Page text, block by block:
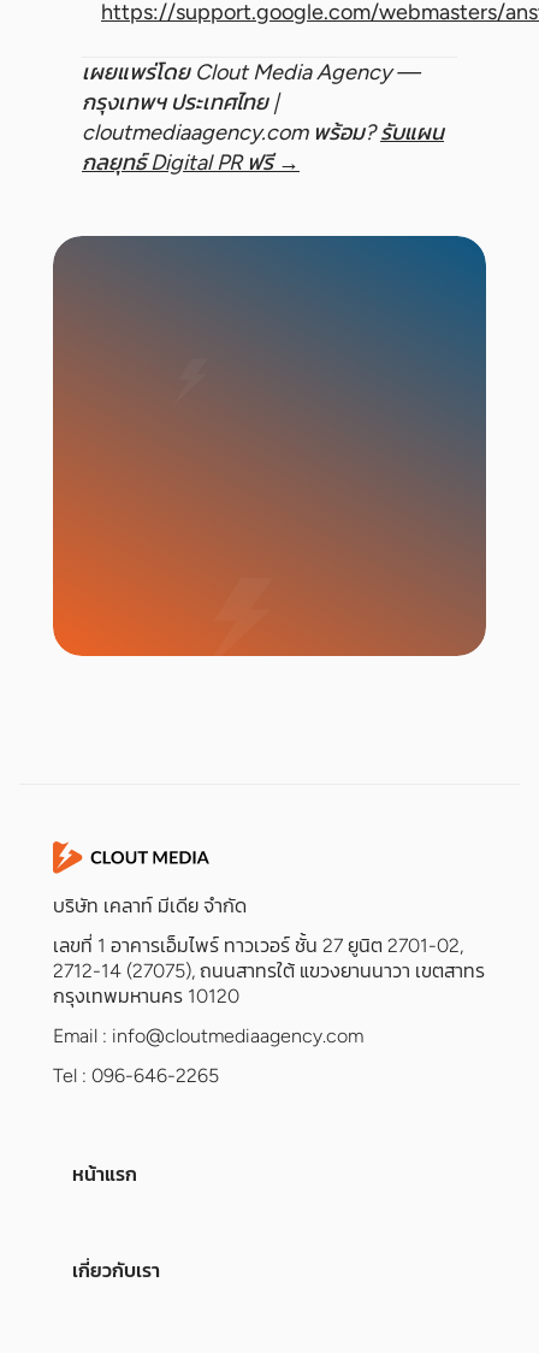
https://support.google.com/webmasters/
เผยแพร่โดย Clout Media Agency —
กรุงเทพฯ ประเทศไทย |
cloutmediaagency.com พร้อม?รับแผน
กลยุทธ์ Digital PR ฟรี →
บริษัท เคลาท์ มีเดีย จำกัด
เลขที่ 1 อาคารเอ็มไพร์ ทาวเวอร์ ชั้น 27 ยูนิต 2701-02,
2712-14 (27075), ถนนสาทรใต้ แขวงยานนาวา เขตสาทร
กรุงเทพมหานคร 10120
Email : info@cloutmediaagency.com
Tel : 096-646-2265
หน้าแรก
เกี่ยวกับเรา